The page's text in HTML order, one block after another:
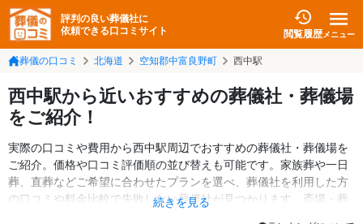
評判の良い葬儀社に
依頼できる口コミサイト
閲覧履歴メニュー
葬儀の口コミ 北海道 空知郡中富良野町 西中駅
西中駅から近いおすすめの葬儀社・葬儀場
をご紹介！
実際の口コミや費用から西中駅周辺でおすすめの葬儀社・葬儀場を
ご紹介。価格や口コミ評価順の並び替えも可能です。家族葬や一日
葬、直葬などご希望に合わせたプランを選べ、葬儀社を利用した方
の口コミや料金比較で失敗しない葬儀社が見つかります。斎場・葬
続きを見る